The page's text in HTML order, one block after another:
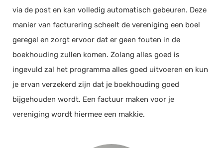
via de post en kan volledig automatisch gebeuren. Deze
manier van facturering scheelt de vereniging een boel
geregel en zorgt ervoor dat er geen fouten in de
boekhouding zullen komen. Zolang alles goed is
ingevuld zal het programma alles goed uitvoeren en kun
je ervan verzekerd zijn dat je boekhouding goed
bijgehouden wordt. Een factuur maken voor je
vereniging wordt hiermee een makkie.